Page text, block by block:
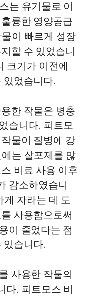
는 유기물로 이
륭한 영양공급
이 빠르게 성장
할 수 있었습니
크기가 이전에
있었습니다.
한 작물은 병충
습니다. 피트모
물이 질병에 강
는 살포제를 많
비료 사용 이후
감소하였습니
게 자라는 데 도
사용함으로써
이 줄었다는 점
있습니다.
사용한 작물의
다. 피트모스 비